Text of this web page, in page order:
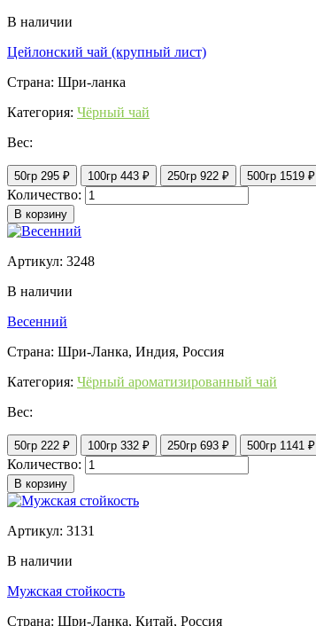
В наличии
Цейлонский чай (крупный лист)
Страна: Шри-ланка
Категория: Чёрный чай
Вес:
50гр 295 ₽ 100гр 443 ₽ 250гр 922 ₽ 500гр 1519 ₽
Количество:
В корзину
Артикул: 3248
В наличии
Весенний
Страна: Шри-Ланка, Индия, Россия
Категория: Чёрный ароматизированный чай
Вес:
50гр 222 ₽ 100гр 332 ₽ 250гр 693 ₽ 500гр 1141 ₽
Количество:
В корзину
Артикул: 3131
В наличии
Мужская стойкость
Страна: Шри-Ланка, Китай, Россия